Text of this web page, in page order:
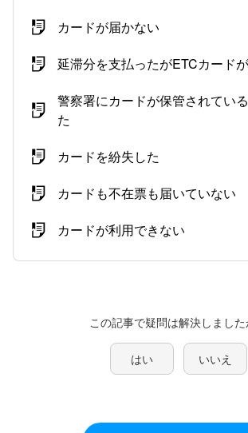
この記事で疑問は解決しました
はい いいえ
カードが届かない
延滞分を支払ったがETCカード
警察署にカードが保管されてい
た
カードを紛失した
カードも不在票も届いていない
カードが利用できない